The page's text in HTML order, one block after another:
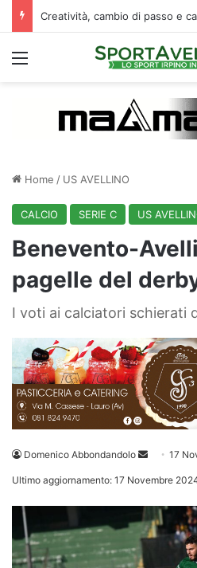
Menu
Home / US AVELLINO
CALCIO SERIE C US
Benevento-
pagelle del
I voti ai calciatori schierati
Domenico Abbondandolo
Invia 17
Ultimo aggiornamento: 17 Novembre